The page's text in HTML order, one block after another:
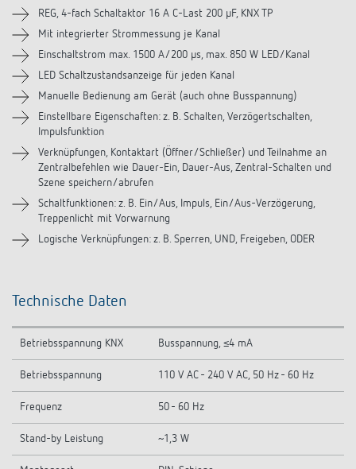
Downloads
Ähnliche Produkte
REG, 4-fach Schaltaktor 16 A C-Last 200 µF, KNX TP
Mit integrierter Strommessung je Kanal
Einschaltstrom max. 1500 A/200 µs, max. 850 W LED/Kanal
LED Schaltzustandsanzeige für jeden Kanal
Manuelle Bedienung am Gerät (auch ohne Busspannung)
Einstellbare Eigenschaften: z. B. Schalten, Verzögertschalten,
Impulsfunktion
Verknüpfungen, Kontaktart (Öffner/Schließer) und Teilnahme an
Zentralbefehlen wie Dauer-Ein, Dauer-Aus, Zentral-Schalten und
Szene speichern/abrufen
Schaltfunktionen: z. B. Ein/Aus, Impuls, Ein/Aus-Verzögerung,
Treppenlicht mit Vorwarnung
Logische Verknüpfungen: z. B. Sperren, UND, Freigeben, ODER
Technische Daten
Betriebsspannung KNX Busspannung, ≤4 mA
Betriebsspannung 110 V AC - 240 V AC, 50 Hz - 60 Hz
Frequenz 50 - 60 Hz
Stand-by Leistung ~1,3 W